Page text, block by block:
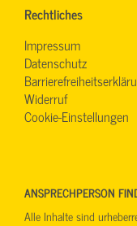
Rechtliches
Impressum
Datenschutz
Widerruf
Cookie-Einstellungen
ANSPRECHPERSON
Alle Inhalte sind